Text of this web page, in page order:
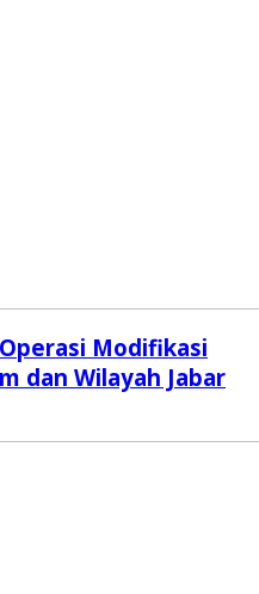
Modifikasi
dan Wilayah Jabar